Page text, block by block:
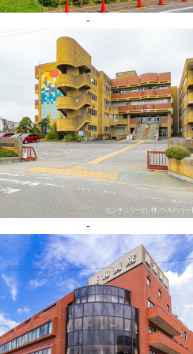
-
-